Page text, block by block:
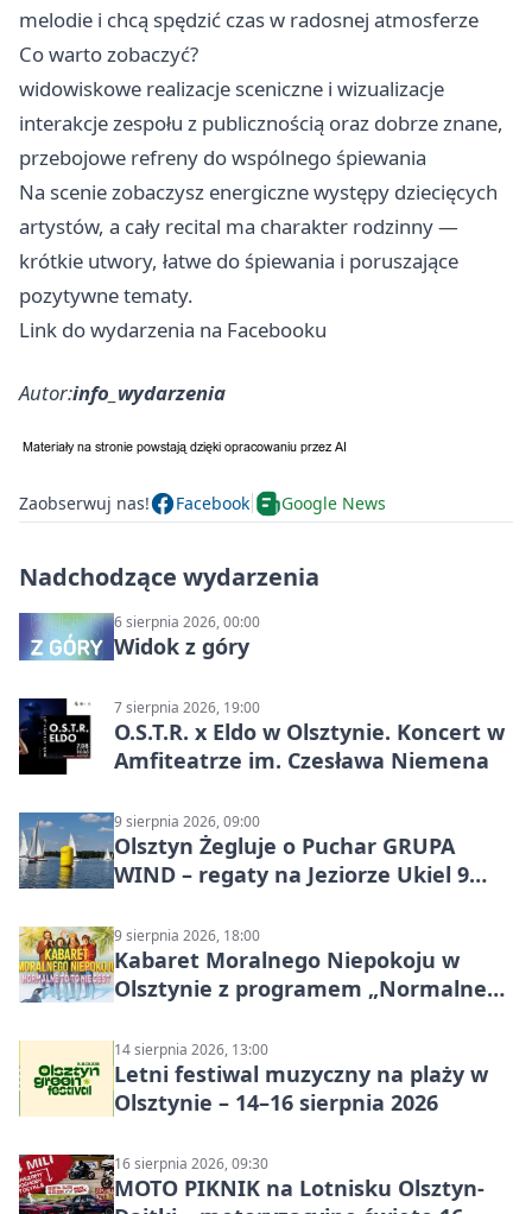
melodie i chcą spędzić czas w radosnej atmosferze
Co warto zobaczyć?
widowiskowe realizacje sceniczne i wizualizacje
interakcje zespołu z publicznością oraz dobrze znane,
przebojowe refreny do wspólnego śpiewania
Na scenie zobaczysz energiczne występy dziecięcych
artystów, a cały recital ma charakter rodzinny —
krótkie utwory, łatwe do śpiewania i poruszające
pozytywne tematy.
Link do wydarzenia na Facebooku
Autor:info_wydarzenia
Zaobserwuj nas! Facebook Google News
Nadchodzące wydarzenia
6 sierpnia 2026, 00:00
Widok z góry
7 sierpnia 2026, 19:00
O.S.T.R. x Eldo w Olsztynie. Koncert w
Amfiteatrze im. Czesława Niemena
9 sierpnia 2026, 09:00
Olsztyn Żegluje o Puchar GRUPA
WIND – regaty na Jeziorze Ukiel 9
9 sierpnia 2026, 18:00
Kabaret Moralnego Niepokoju w
Olsztynie z programem „Normalne
14 sierpnia 2026, 13:00
Letni festiwal muzyczny na plaży w
Olsztynie – 14–16 sierpnia 2026
16 sierpnia 2026, 09:30
MOTO PIKNIK na Lotnisku Olsztyn-